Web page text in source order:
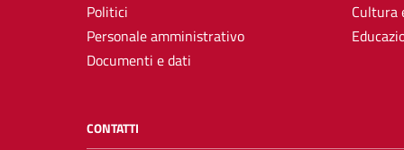
Politici
Personale amministrativo
Documenti e dati
Cultura
CONTATTI